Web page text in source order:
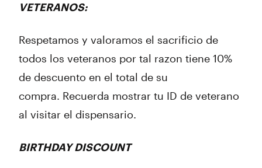
VETERANOS:
Respetamos y valoramos el sacrificio de
todos los veteranos por tal razon tiene 10%
de descuento en el total de su
compra. Recuerda mostrar tu ID de veterano
al visitar el dispensario.
BIRTHDAY DISCOUNT